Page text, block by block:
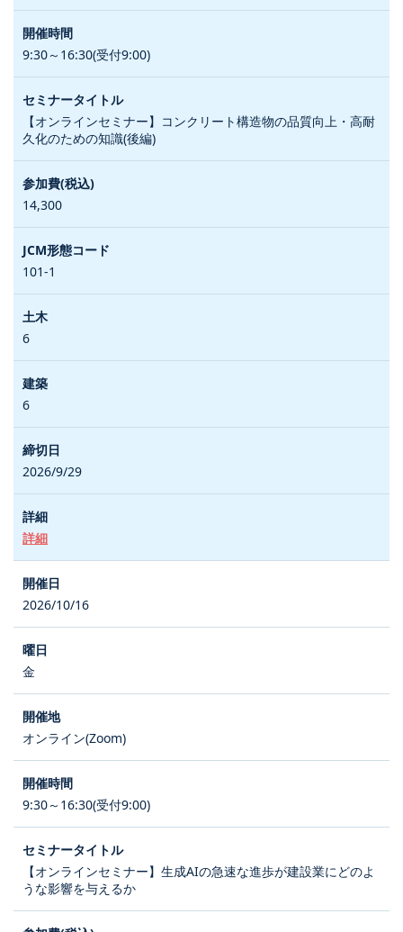
9:30～16:30(受付9:00)
【オンラインセミナー】コンクリート構造物の品質向上・高耐
久化のための知識(後編)
14,300
101-1
6
6
2026/9/29
詳細
2026/10/16
金
オンライン(Zoom)
9:30～16:30(受付9:00)
【オンラインセミナー】生成AIの急速な進歩が建設業にどのよ
うな影響を与えるか